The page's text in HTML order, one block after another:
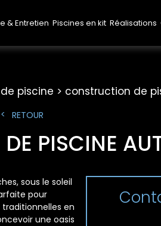
& Entretien Piscines en kit Réalisations
piscine construction de
RETOUR
PISCINE
sous le soleil
pour
en
une oasis